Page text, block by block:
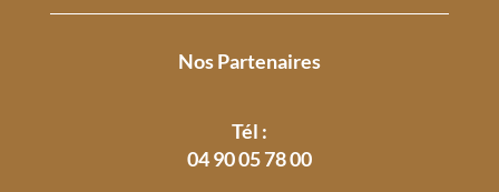
Nos Partenaires
Tél :
04 90 05 78 00